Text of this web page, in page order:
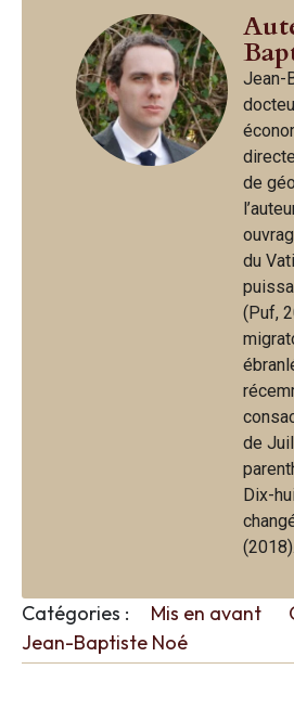
Jean-
de
du
(Puf,
de
Dix-
(2018).
Catégories : Mis en avant
Jean-Baptiste Noé